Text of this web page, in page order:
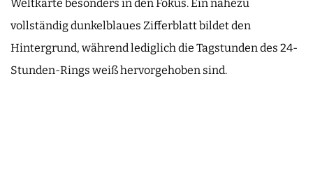
Weltkarte besonders in den Fokus. Ein nahezu
vollständig dunkelblaues Zifferblatt bildet den
Hintergrund, während lediglich die Tagstunden des 24-
Stunden-Rings weiß hervorgehoben sind.